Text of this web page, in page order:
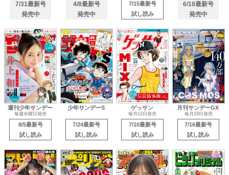
7/31最新号
発売中
4/8最新号
発売中
7/15最新号
試し読み
6/18最新号
発売中
週刊少年サンデー
毎週水曜日発売
8/5最新号
試し読み
少年サンデーS
7/24最新号
試し読み
ゲッサン
毎月12日発売
7/10最新号
試し読み
月刊サンデーGX
毎月19日発売
7/16最新号
試し読み